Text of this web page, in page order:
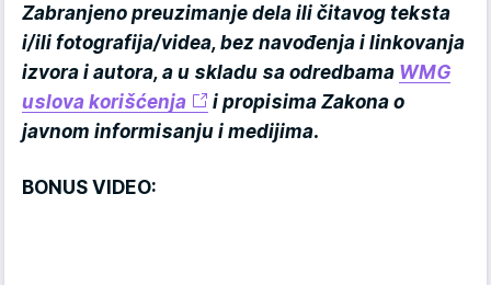
Zabranjeno preuzimanje dela ili čitavog teksta
i/ili fotografija/videa, bez navođenja i linkovanja
izvora i autora, a u skladu sa odredbama WMG
uslova korišćenja
i propisima Zakona o
javnom informisanju i medijima.
BONUS VIDEO: